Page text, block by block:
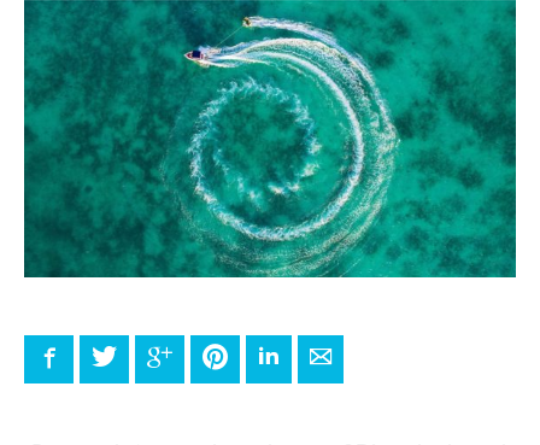
FacebookTwitter Google+ PinterestLinkedInE-mail